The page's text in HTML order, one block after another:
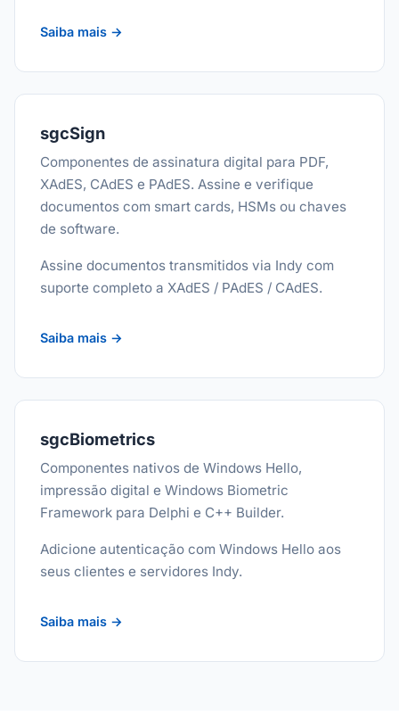
Saiba mais →
sgcSign
Componentes de assinatura digital para PDF,
XAdES, CAdES e PAdES. Assine e verifique
documentos com smart cards, HSMs ou chaves
de software.
Assine documentos transmitidos via Indy com
suporte completo a XAdES / PAdES / CAdES.
Saiba mais →
sgcBiometrics
Componentes nativos de Windows Hello,
impressão digital e Windows Biometric
Framework para Delphi e C++ Builder.
Adicione autenticação com Windows Hello aos
seus clientes e servidores Indy.
Saiba mais →